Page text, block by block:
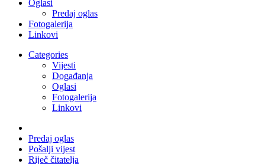
Oglasi
Predaj oglas
Fotogalerija
Linkovi
Categories
Vijesti
Događanja
Oglasi
Fotogalerija
Linkovi
Predaj oglas
Pošalji vijest
Riječ čitatelja